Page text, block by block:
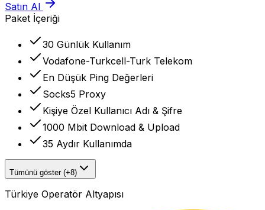
Satın Al
Paket İçeriği
30 Günlük Kullanım
Vodafone-Turkcell-Turk Telekom
En Düşük Ping Değerleri
Socks5 Proxy
Kişiye Özel Kullanıcı Adı & Şifre
1000 Mbit Download & Upload
35 Aydır Kullanımda
Tümünü göster (+8)
Türkiye Operatör Altyapısı